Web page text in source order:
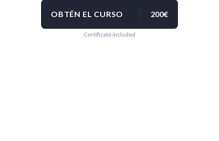
OBTÉN EL CURSO 200€
Certificate included